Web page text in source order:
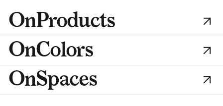
OnProducts
OnColors
OnSpaces